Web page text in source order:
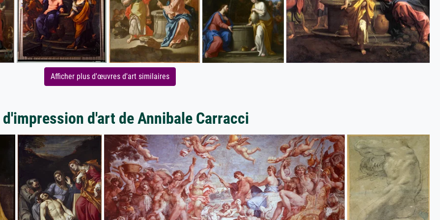
Afficher plus d'œuvres d'art similaires
d'art de Annibale Carracci